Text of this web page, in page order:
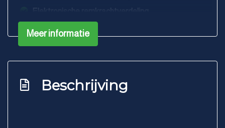
Hoofd airbag(s) achter
Hoofd airbag(s) voor
Passagiersairbag
Zij airbag(s) voor
Meer informatie
Beschrijving